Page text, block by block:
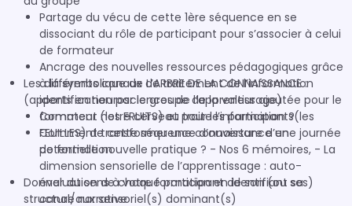
Partage du vécu de cette 1ère séquence en se
dissociant du rôle de participant pour s’associer à celui
de formateur
Ancrage des nouvelles ressources pédagogiques grâce
à la symbolique de L’ARBRE DE LA CONNAISSANCE :
identification par le groupe de la valeur ajoutée pour le
formateur (les FRUITS) et pour les participants(les
FEUILLES) de cette séquence d’ouverture d’une journée
de formation
Les différents canaux de traitement de l’information
(apports en neurosciences de l’apprentissage)
Comment notre cerveau traite l’information ?
Comment transformer une connaissance en
potentielle nouvelle pratique ? - Nos 6 mémoires, - La
dimension sensorielle de l’apprentissage : auto-
évaluation de chaque participant de son (ou ses)
canal/aux sensoriel(s) dominant(s)
Donner du sens à votre formation en identifiant sa
structure narrative